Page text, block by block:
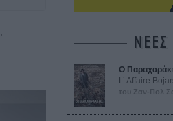
ΝΕΕΣ
Ο
L’ Affaire
του Ζαν-Πολ